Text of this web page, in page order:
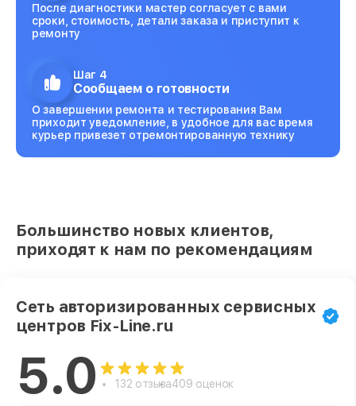
После диагностики мастер согласует с вами
сроки, стоимость, детали заказа и приступит к
ремонту
Шаг 4
Сообщаем о готовности
О завершении ремонта и тестирования Вам
приходит уведомление, в удобное для вас время
курьер привезет отремонтированную технику
Большинство новых клиентов,
приходят к нам по рекомендациям
Сеть авторизированных сервисных
центров Fix-Line.ru
5.0 132 отзыва409 оценок